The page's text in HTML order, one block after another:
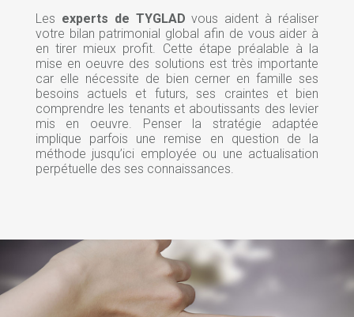
Les experts de TYGLAD vous aident à réaliser
votre bilan patrimonial global afin de vous aider à
en tirer mieux profit. Cette étape préalable à la
mise en oeuvre des solutions est très importante
car elle nécessite de bien cerner en famille ses
besoins actuels et futurs, ses craintes et bien
comprendre les tenants et aboutissants des levier
mis en oeuvre. Penser la stratégie adaptée
implique parfois une remise en question de la
méthode jusqu’ici employée ou une actualisation
perpétuelle des ses connaissances.